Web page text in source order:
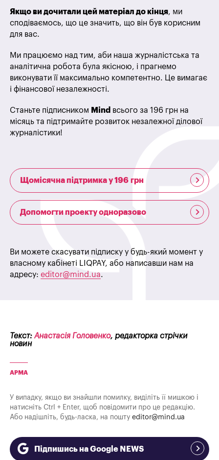
Якщо ви дочитали цей матеріал до кінця, ми
сподіваємось, що це значить, що він був корисним
для вас.
Ми працюємо над тим, аби наша журналістська та
аналітична робота була якісною, і прагнемо
виконувати її максимально компетентно. Це вимагає
і фінансової незалежності.
Станьте підписником Mind всього за 196 грн на
місяць та підтримайте розвиток незалежної ділової
журналістики!
Щомісячна підтримка у 196 грн
Допомогти проекту одноразово
Ви можете скасувати підписку у будь-який момент у
власному кабінеті LIQPAY, або написавши нам на
адресу: editor@mind.ua.
Текст: Анастасія Головенко, редакторка стрічки
новин
АРМА
У випадку, якщо ви знайшли помилку, виділіть її мишкою і
натисніть Ctrl + Enter, щоб повідомити про це редакцію.
Або надішліть, будь-ласка, на пошту editor@mind.ua
Підпишись на Google NEWS